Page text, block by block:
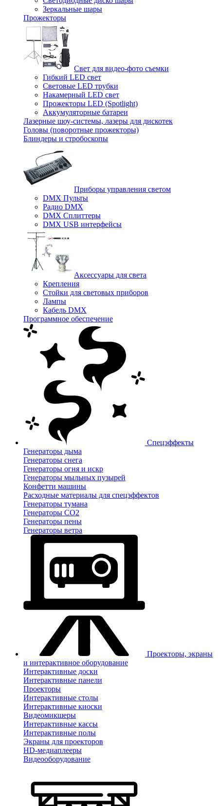
Зеркальные шары
Прожекторы
Свет для видео-фото съемки
Гибкий LED свет
Световые LED трубки
Накамерный LED свет
Прожекторы LED (Spotlight)
Аккумуляторные батареи
Лазерные шоу-системы, лазеры для дискотек
Головы (поворотные прожекторы)
Блиндеры и стробоскопы
Приборы управления светом
DMX Пульты
Радио DMX
DMX Сплиттеры
DMX USB интерфейсы
Аксессуары для света
Крепления
Стойки для световых приборов
Лампы
Кабель DMX
Программное обеспечение
Спецэффекты
Генераторы дыма
Генераторы снега
Генераторы огня и искр
Генераторы мыльных пузырей
Конфетти машины
Расходные материалы для спецэффектов
Генераторы тумана
Генераторы CO2
Генераторы пены
Генераторы ветра
Проекторы, экраны
и интерактивное оборудование
Интерактивные доски
Интерактивные панели
Проекторы
Интерактивные столы
Интерактивные киоски
Видеомикшеры
Интерактивные кассы
Интерактивные полы
Экраны для проекторов
HD-медиаплееры
Видеооборудование